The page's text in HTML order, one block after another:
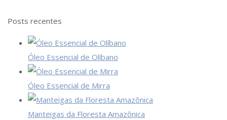
Posts recentes
Óleo Essencial de Olíbano
Óleo Essencial de Mirra
Manteigas da Floresta Amazônica